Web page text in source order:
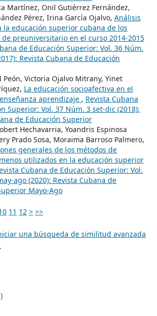
Martínez, Onil Gutiérrez Fernández,
Pérez, Irina García Ojalvo, Análisis
la educación superior cubana de los
preuniversitario en el curso 2014-2015
de Educación Superior: Vol. 36 Núm.
Revista Cubana de Educación
Peón, Victoria Ojalvo Mitrany, Yinet
La educación socioafectiva en el
aprendizaje , Revista Cubana
Superior: Vol. 37 Núm. 3 set-dic (2018):
de Educación Superior
Hechavarria, Yoandris Espinosa
Prado Sosa, Moraima Barroso Palmero,
generales de los métodos de
utilizados en la educación superior
Cubana de Educación Superior: Vol.
ago (2020): Revista Cubana de
Mayo-Ago
11 12 > >>
una búsqueda de similitud avanzada